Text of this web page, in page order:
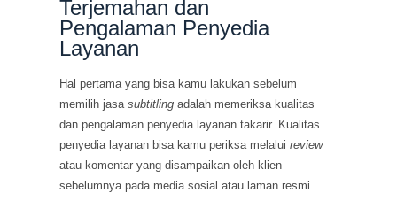
Terjemahan dan
Pengalaman Penyedia
Layanan
Hal pertama yang bisa kamu lakukan sebelum
memilih jasasubtitlingadalah memeriksa kualitas
dan pengalaman penyedia layanan takarir. Kualitas
penyedia layanan bisa kamu periksa melaluireview
atau komentar yang disampaikan oleh klien
sebelumnya pada media sosial atau laman resmi.